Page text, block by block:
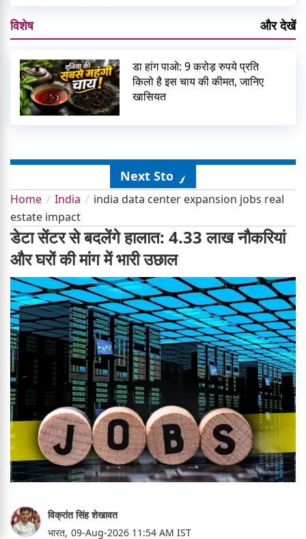
विशेष और देखें
डा हांग पाओ: 9 करोड़ रुपये प्रति
किलो है इस चाय की कीमत, जानिए
खासियत
Next Story
Home India
india data center expansion jobs real
estate impact
डेटा सेंटर से बदलेंगे हालात: 4.33 लाख नौकरियां
और घरों की मांग में भारी उछाल
विक्रांत सिंह शेखावत
भारत, 09-Aug-2026 11:54 AM IST